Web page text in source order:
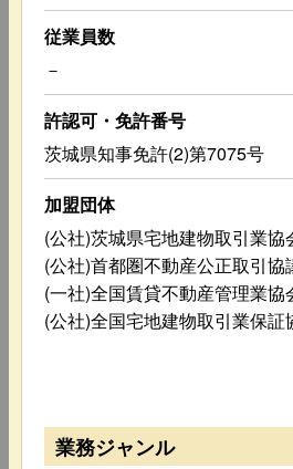
従業員数
－
許認可・免許番号
茨城県知事免許(2)第7075号
加盟団体
(公社)茨城県宅地建物取引業協
(公社)首都圏不動産公正取引協
(一社)全国賃貸不動産管理業協
(公社)全国宅地建物取引業保証
業務ジャンル